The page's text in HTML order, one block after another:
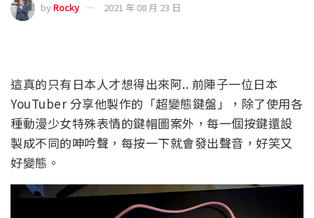
byRocky 2021 年 08 月 23 日
這真的只有日本人才想得出來阿.. 前陣子一位日本
YouTuber 分享他製作的「超變態鍵盤」，除了使用各
種動漫少女特殊表情的鍵帽圖案外，每一個按鍵還設
製成不同的呻吟聲，每按一下就會發出聲音，好笑又
好變態。